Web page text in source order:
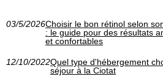
03/5/2026Choisir le bon rétinol selon
: le guide pour des résultats
et confortables
12/10/2022Quel type d'hébergement
séjour à la Ciotat